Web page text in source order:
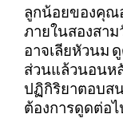
ลูกน้อยของคุณ
ภายในสองสา
อาจเลียหัวนม
ส่วนแล้วนอนห
ปฏิกิริยาตอบส
ต้องการดูดต่อไ